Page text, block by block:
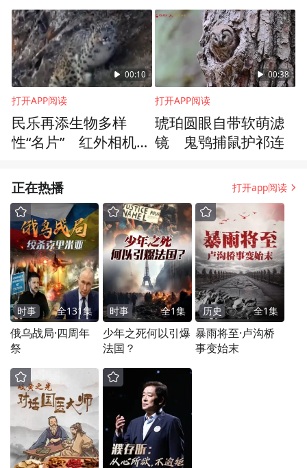
00:10
打开APP阅读
民乐再添生物多样
性“名片” 红外相机成
动物雪豹
00:38
打开APP阅读
琥珀圆眼自带软萌滤
镜 鬼鸮捕鼠护祁连
正在热播 打开app阅读
时事 全131集
俄乌战局·四周年
祭
时事 全1集
少年之死何以引爆
法国？
历史 全1集
暴雨将至·卢沟桥
事变始末